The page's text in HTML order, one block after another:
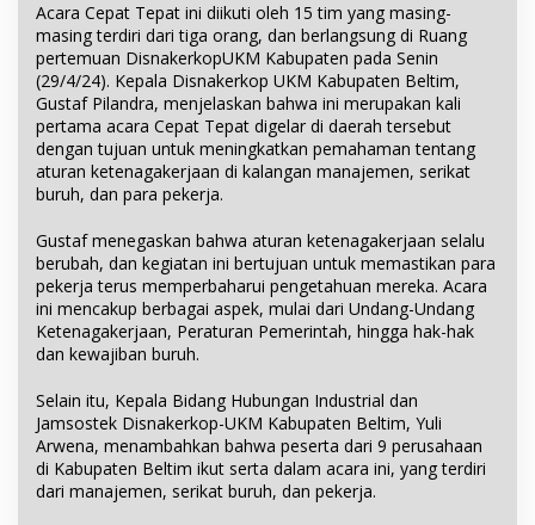
Acara Cepat Tepat ini diikuti oleh 15 tim yang masing-
masing terdiri dari tiga orang, dan berlangsung di Ruang
pertemuan DisnakerkopUKM Kabupaten pada Senin
(29/4/24). Kepala Disnakerkop UKM Kabupaten Beltim,
Gustaf Pilandra, menjelaskan bahwa ini merupakan kali
pertama acara Cepat Tepat digelar di daerah tersebut
dengan tujuan untuk meningkatkan pemahaman tentang
aturan ketenagakerjaan di kalangan manajemen, serikat
buruh, dan para pekerja.
Gustaf menegaskan bahwa aturan ketenagakerjaan selalu
berubah, dan kegiatan ini bertujuan untuk memastikan para
pekerja terus memperbaharui pengetahuan mereka. Acara
ini mencakup berbagai aspek, mulai dari Undang-Undang
Ketenagakerjaan, Peraturan Pemerintah, hingga hak-hak
dan kewajiban buruh.
Selain itu, Kepala Bidang Hubungan Industrial dan
Jamsostek Disnakerkop-UKM Kabupaten Beltim, Yuli
Arwena, menambahkan bahwa peserta dari 9 perusahaan
di Kabupaten Beltim ikut serta dalam acara ini, yang terdiri
dari manajemen, serikat buruh, dan pekerja.